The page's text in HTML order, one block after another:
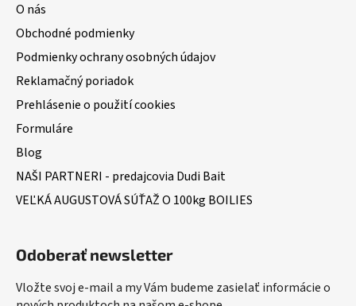
O nás
Obchodné podmienky
Podmienky ochrany osobných údajov
Reklamačný poriadok
Prehlásenie o použití cookies
Formuláre
Blog
NAŠI PARTNERI - predajcovia Dudi Bait
VEĽKÁ AUGUSTOVÁ SÚŤAŽ O 100kg BOILIES
Odoberať newsletter
Vložte svoj e-mail a my Vám budeme zasielať informácie o